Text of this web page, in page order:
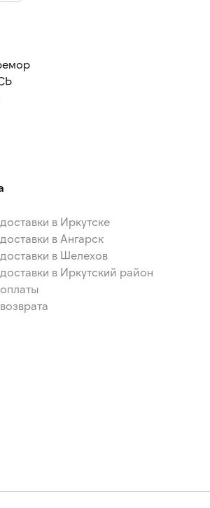
в Иркутске
в Ангарск
в Шелехов
в Иркутский район